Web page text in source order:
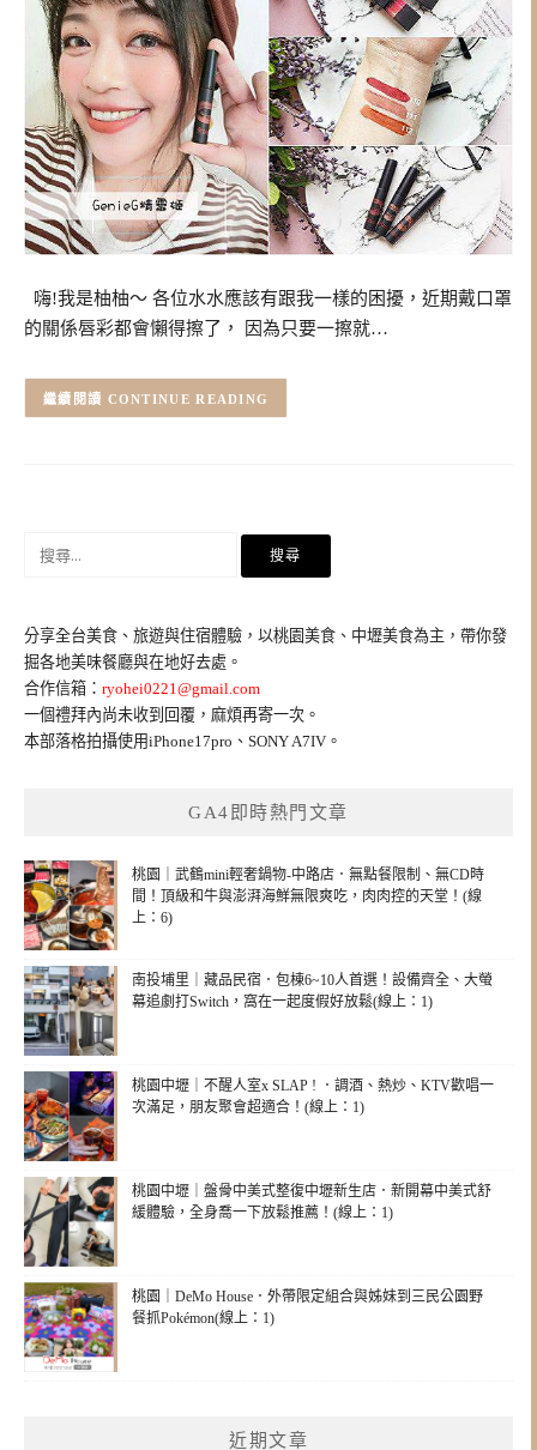
嗨!我是柚柚～ 各位水水應該有跟我一樣的困擾，近期戴口罩
的關係唇彩都會懶得擦了， 因為只要一擦就…
CONTINUE READING
鍵
字:
分享全台美食、旅遊與住宿體驗，以桃園美食、中壢美食為主，帶你發
掘各地美味餐廳與在地好去處。
合作信箱： ryohei0221@gmail.com
一個禮拜內尚未收到回覆，麻煩再寄一次。
本部落格拍攝使用iPhone17pro、SONY A7IV。
GA4即時熱門文章
桃園｜武鶴mini輕奢鍋物-中路店．無點餐限制、無CD時
間！頂級和牛與澎湃海鮮無限爽吃，肉肉控的天堂！(線
上：6)
南投埔里｜藏品民宿．包棟6~10人首選！設備齊全、大螢
幕追劇打Switch，窩在一起度假好放鬆(線上：1)
桃園中壢｜不醒人室x SLAP ! ．調酒、熱炒、KTV歡唱一
次滿足，朋友聚會超適合！(線上：1)
桃園中壢｜盤骨中美式整復中壢新生店．新開幕中美式舒
緩體驗，全身喬一下放鬆推薦！(線上：1)
桃園｜DeMo House．外帶限定組合與姊妹到三民公園野
餐抓Pokémon(線上：1)
近期文章